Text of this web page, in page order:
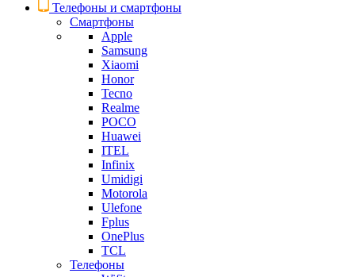
Телефоны и смартфоны
Смартфоны
Apple
Samsung
Xiaomi
Honor
Tecno
Realme
POCO
Huawei
ITEL
Infinix
Umidigi
Motorola
Ulefone
Fplus
OnePlus
TCL
Телефоны